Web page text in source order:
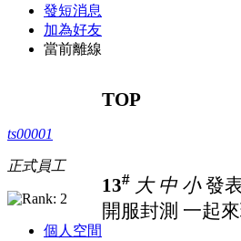
發短消息
加為好友
當前離線
TOP
ts00001
正式員工
個人空間
13# 大 中 小發
開服封測 一起